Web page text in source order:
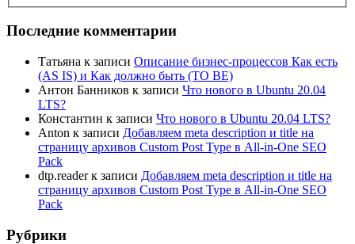
Последние комментарии
Татьяна к записи Описание бизнес-процессов Как есть
(AS IS) и Как должно быть (TO BE)
Антон Банников к записи Что нового в Ubuntu 20.04
LTS?
Константин к записи Что нового в Ubuntu 20.04 LTS?
Anton к записи Добавляем meta description и title на
страницу архивов Custom Post Type в All-in-One SEO
Pack
dtp.readerк записи Добавляем meta description и title на
страницу архивов Custom Post Type в All-in-One SEO
Pack
Рубрики